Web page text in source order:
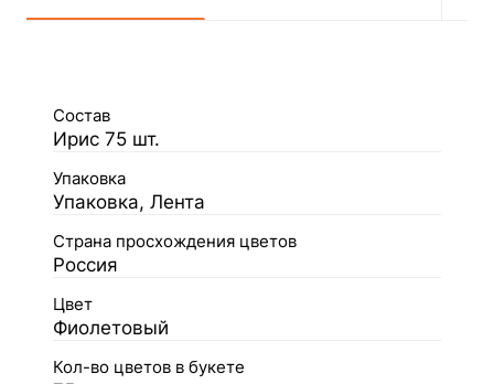
Состав
Ирис 75 шт.
Упаковка
Упаковка, Лента
Страна просхождения цветов
Россия
Цвет
Фиолетовый
Кол-во цветов в букете